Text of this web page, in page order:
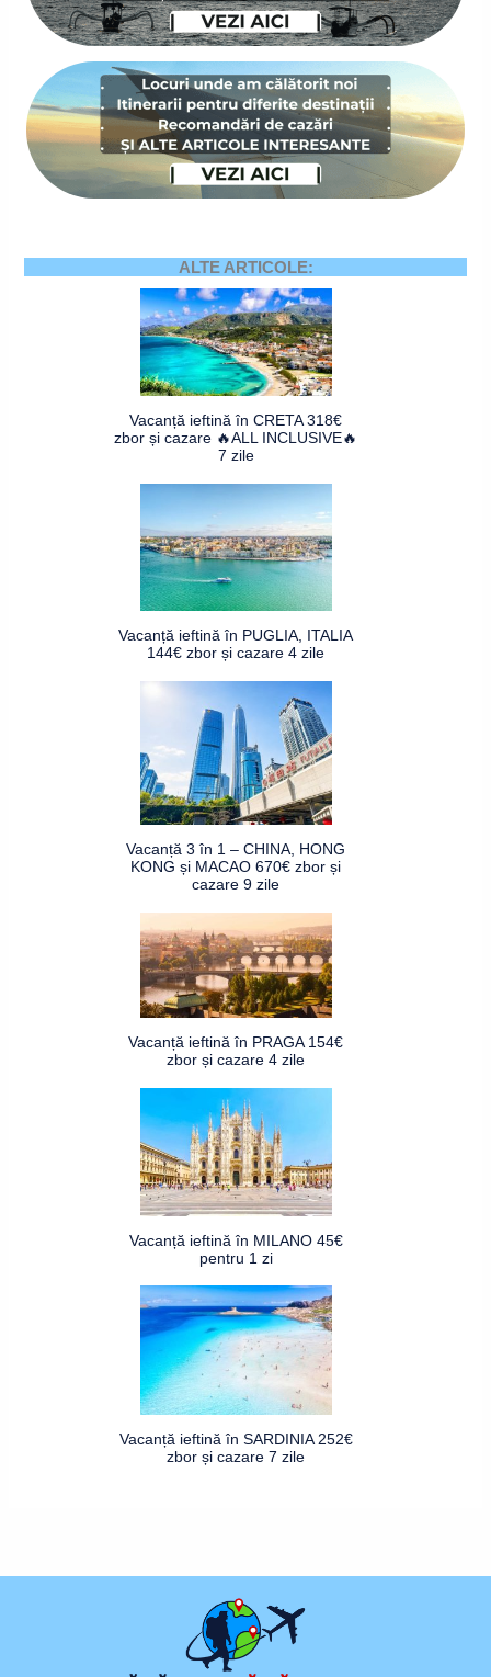
ALTE ARTICOLE:
Vacanță ieftină în CRETA 318€
zbor și cazare 🔥ALL INCLUSIVE🔥
7 zile
Vacanță ieftină în PUGLIA, ITALIA
144€ zbor și cazare 4 zile
Vacanță 3 în 1 – CHINA, HONG
KONG și MACAO 670€ zbor și
cazare 9 zile
Vacanță ieftină în PRAGA 154€
zbor și cazare 4 zile
Vacanță ieftină în MILANO 45€
pentru 1 zi
Vacanță ieftină în SARDINIA 252€
zbor și cazare 7 zile